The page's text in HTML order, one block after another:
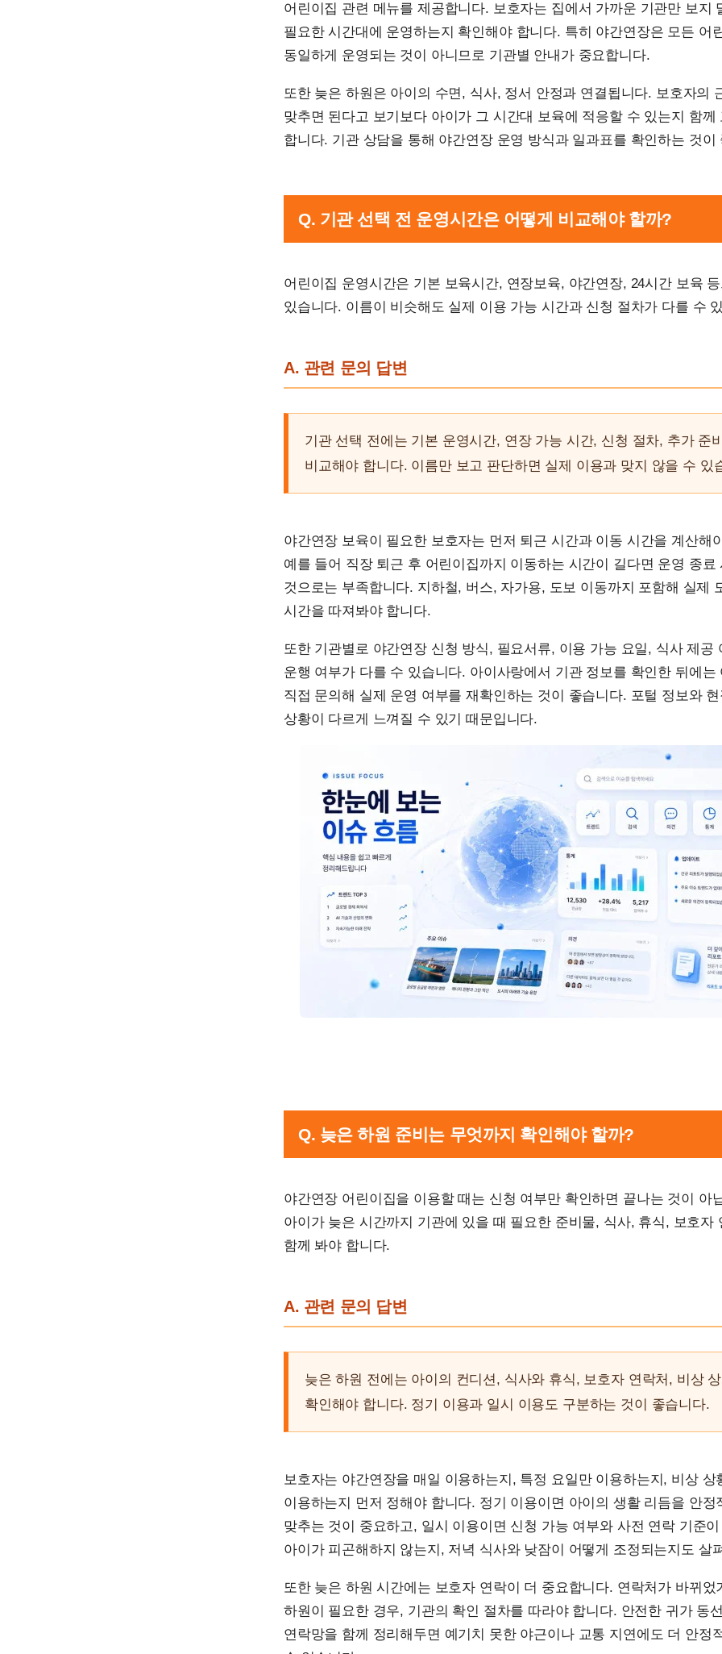
어린이집 관련 메뉴를 제공합니다. 보호자는 집에서 가까운 기관만 보지
필요한 시간대에 운영하는지 확인해야 합니다. 특히 야간연장은 모든 어
동일하게 운영되는 것이 아니므로 기관별 안내가 중요합니다.
또한 늦은 하원은 아이의 수면, 식사, 정서 안정과 연결됩니다. 보호자의
맞추면 된다고 보기보다 아이가 그 시간대 보육에 적응할 수 있는지 함께
합니다. 기관 상담을 통해 야간연장 운영 방식과 일과표를 확인하는 것이
Q. 기관 선택 전 운영시간은 어떻게 비교해야 할까?
어린이집 운영시간은 기본 보육시간, 연장보육, 야간연장, 24시간 보육
있습니다. 이름이 비슷해도 실제 이용 가능 시간과 신청 절차가 다를 수
A. 관련 문의 답변
기관 선택 전에는 기본 운영시간, 연장 가능 시간, 신청 절차, 추가 준
비교해야 합니다. 이름만 보고 판단하면 실제 이용과 맞지 않을 수 있
야간연장 보육이 필요한 보호자는 먼저 퇴근 시간과 이동 시간을 계산해
예를 들어 직장 퇴근 후 어린이집까지 이동하는 시간이 길다면 운영 종료
것으로는 부족합니다. 지하철, 버스, 자가용, 도보 이동까지 포함해 실제
시간을 따져봐야 합니다.
또한 기관별로 야간연장 신청 방식, 필요서류, 이용 가능 요일, 식사 제공
운행 여부가 다를 수 있습니다. 아이사랑에서 기관 정보를 확인한 뒤에는
직접 문의해 실제 운영 여부를 재확인하는 것이 좋습니다. 포털 정보와
상황이 다르게 느껴질 수 있기 때문입니다.
Q. 늦은 하원 준비는 무엇까지 확인해야 할까?
야간연장 어린이집을 이용할 때는 신청 여부만 확인하면 끝나는 것이 아
아이가 늦은 시간까지 기관에 있을 때 필요한 준비물, 식사, 휴식, 보호자
함께 봐야 합니다.
A. 관련 문의 답변
늦은 하원 전에는 아이의 컨디션, 식사와 휴식, 보호자 연락처, 비상
확인해야 합니다. 정기 이용과 일시 이용도 구분하는 것이 좋습니다.
보호자는 야간연장을 매일 이용하는지, 특정 요일만 이용하는지, 비상 상
이용하는지 먼저 정해야 합니다. 정기 이용이면 아이의 생활 리듬을 안정
맞추는 것이 중요하고, 일시 이용이면 신청 가능 여부와 사전 연락 기준
아이가 피곤해하지 않는지, 저녁 식사와 낮잠이 어떻게 조정되는지도 살
또한 늦은 하원 시간에는 보호자 연락이 더 중요합니다. 연락처가 바뀌었
하원이 필요한 경우, 기관의 확인 절차를 따라야 합니다. 안전한 귀가 동
연락망을 함께 정리해두면 예기치 못한 야근이나 교통 지연에도 더 안정